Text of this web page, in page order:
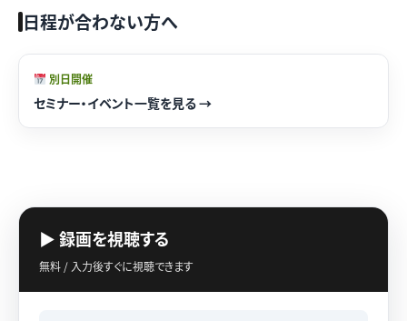
日程が合わない方へ
別日開催
セミナー・イベント一覧を見る →
▶ 録画を視聴する
無料 / 入力後すぐに視聴できます